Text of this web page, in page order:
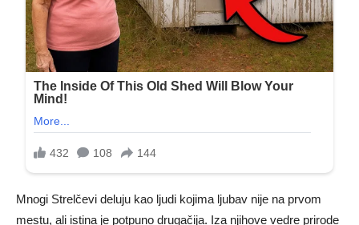
Mnogi Strelčevi deluju kao ljudi kojima ljubav nije na prvom
mestu, ali istina je potpuno drugačija. Iza njihove vedre prirode